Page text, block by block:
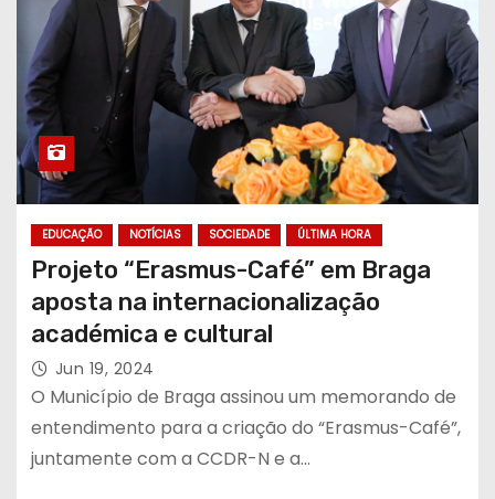
EDUCAÇÃO NOTÍCIAS SOCIEDADE ÚLTIMA HORA
Projeto “Erasmus-Café” em Braga
aposta na internacionalização
académica e cultural
Jun 19, 2024
O Município de Braga assinou um memorando de
entendimento para a criação do “Erasmus-Café”,
juntamente com a CCDR-N e a…